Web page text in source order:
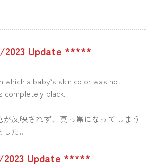
Update *****
which a baby’s skin color was not
completely black.
反映されず、真っ黒になってしまう
た。
Update *****